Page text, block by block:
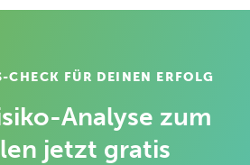
CHECK FÜR DEINEN ERFOLG
Analyse zum
jetzt gratis